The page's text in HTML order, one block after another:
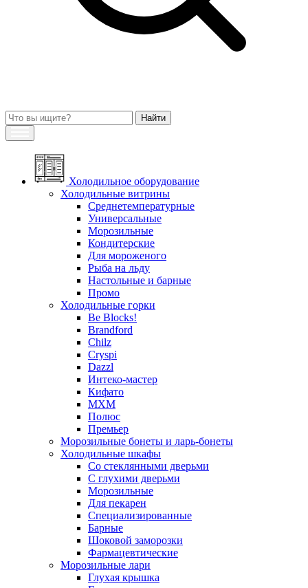
Холодильное оборудование
Холодильные витрины
Среднетемпературные
Универсальные
Морозильные
Кондитерские
Для мороженого
Рыба на льду
Настольные и барные
Промо
Холодильные горки
Be Blocks!
Brandford
Chilz
Cryspi
Dazzl
Интеко-мастер
Кифато
МХМ
Полюс
Премьер
Морозильные бонеты и ларь-бонеты
Холодильные шкафы
Со стеклянными дверьми
С глухими дверьми
Морозильные
Для пекарен
Специализированные
Барные
Шоковой заморозки
Фармацевтические
Морозильные лари
Глухая крышка